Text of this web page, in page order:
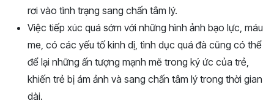
rơi vào tình trạng sang chấn tâm lý.
Việc tiếp xúc quá sớm với những hình ảnh bạo lực, máu
me, có các yếu tố kinh dị, tình dục quá đà cũng có thể
để lại những ấn tượng mạnh mẽ trong ký ức của trẻ,
khiến trẻ bị ám ảnh và sang chấn tâm lý trong thời gian
dài.